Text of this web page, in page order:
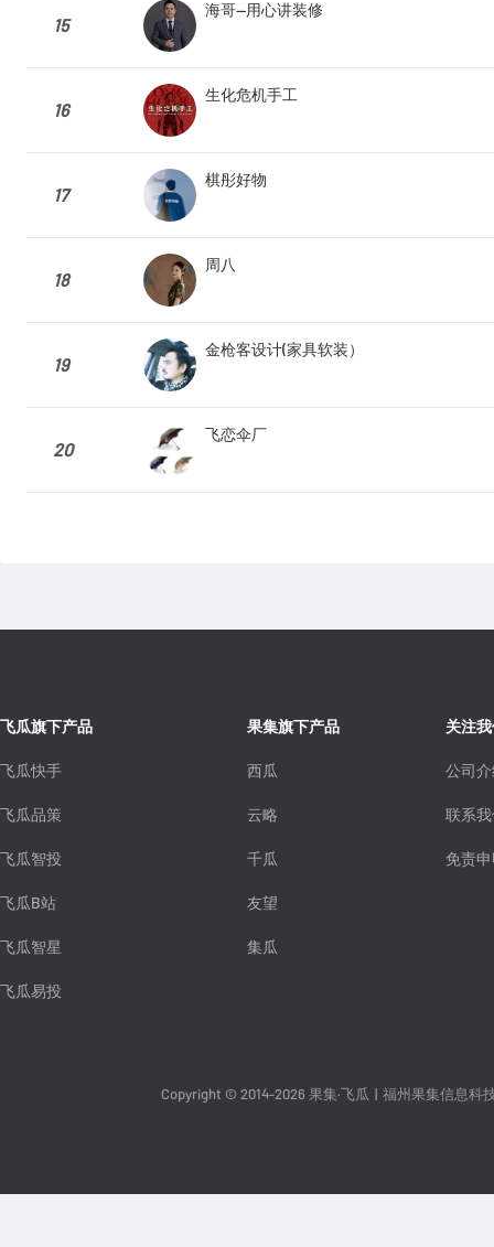
15
海哥—用心讲装修
16
生化危机手工
17
棋彤好物
18
周八
19
金枪客设计(家具软装）
20
飞恋伞厂
飞瓜旗下产品
飞瓜快手
飞瓜品策
飞瓜智投
飞瓜B站
飞瓜智星
飞瓜易投
果集旗下产品
西瓜
云略
千瓜
友望
集瓜
关注
公司
联系
免责
Copyright © 2014-2026 果集·飞瓜 福州果集信息科